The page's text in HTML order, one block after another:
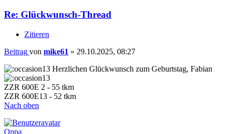
Re: Glückwunsch-Thread
Zitieren
Beitrag von mike61 » 29.10.2025, 08:27
Herzlichen Glückwunsch zum Geburtstag, Fabian
ZZR 600E 2 - 55 tkm
ZZR 600E13 - 52 tkm
Nach oben
Oppa